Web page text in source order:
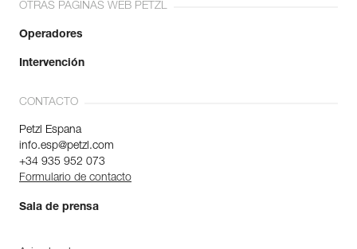
OTRAS PÁGINAS WEB PETZL
Operadores
Intervención
CONTACTO
Petzl Espana
info.esp@petzl.com
+34 935 952 073
Formulario de contacto
Sala de prensa